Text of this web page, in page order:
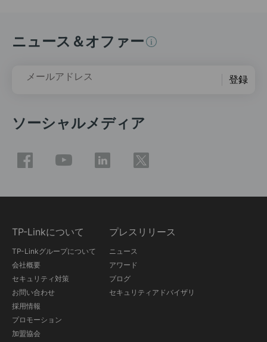
ニュース＆オファー
メールアドレス 登録
ソーシャルメディア
TP-Linkについて
TP-Linkグループについて
会社概要
セキュリティ対策
お問い合わせ
採用情報
プロモーション
加盟協会
プレスリリース
ニュース
アワード
ブログ
セキュリティアドバイザリ